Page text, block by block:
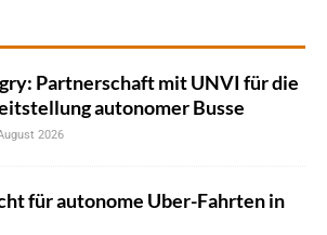
Partnerschaft mit UNVI für die
autonomer Busse
2026
für autonome Uber-Fahrten in